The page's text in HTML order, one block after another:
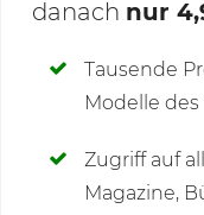
Deine
danach nur
Tausende
Modelle
Zugriff auf
Magazine,